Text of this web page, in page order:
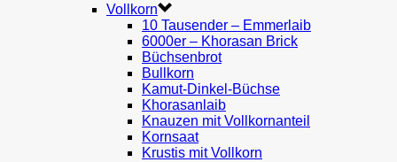
Vollkorn
10 Tausender – Emmerlaib
6000er – Khorasan Brick
Büchsenbrot
Bullkorn
Kamut-Dinkel-Büchse
Khorasanlaib
Knauzen mit Vollkornanteil
Kornsaat
Krustis mit Vollkorn